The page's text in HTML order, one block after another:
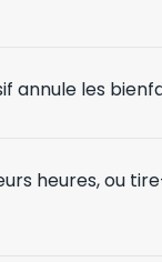
les
heures, ou